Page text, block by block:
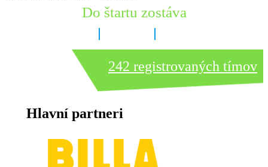
Do štartu zostáva
242 registrovaných tímov
Hlavní partneri